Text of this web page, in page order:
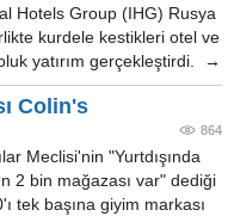
Hotels Group (IHG) Rusya
kurdele kestikleri otel ve
yatırım gerçekleştirdi. →
Colin's
864
Meclisi'nin "Yurtdışında
2 bin mağazası var" dediği
tek başına giyim markası